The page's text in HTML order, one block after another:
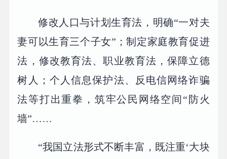
修改人口与计划生育法，明确“一对夫
妻可以生育三个子女”；制定家庭教育促进
法，修改教育法、职业教育法，保障立德
树人；个人信息保护法、反电信网络诈骗
法等打出重拳，筑牢公民网络空间“防火
墙”……
“我国立法形式不断丰富，既注重‘大块